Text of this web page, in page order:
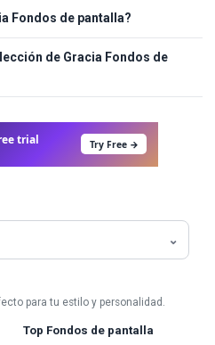
Fondos de pantalla?
de Gracia Fondos de
trial Try Free →
para tu estilo y personalidad.
Top Fondos de pantalla